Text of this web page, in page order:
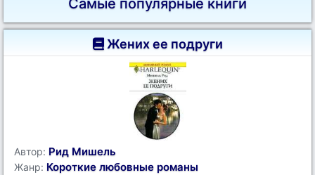
Самые популярные книги
Жених ее подруги
Автор: Рид Мишель
Жанр: Короткие любовные романы